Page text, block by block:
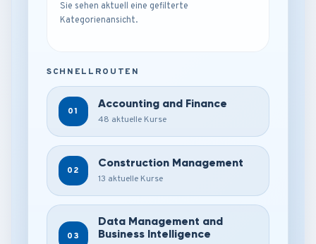
Sie sehen aktuell eine gefilterte
Kategorienansicht.
SCHNELLROUTEN
01
Accounting and Finance
48 aktuelle Kurse
02
Construction Management
13 aktuelle Kurse
03
Data Management and
Business Intelligence